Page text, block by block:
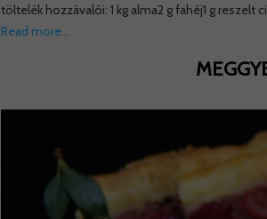
töltelék hozzávalói: 1 kg alma2 g fahéj1 g reszelt
Read more…